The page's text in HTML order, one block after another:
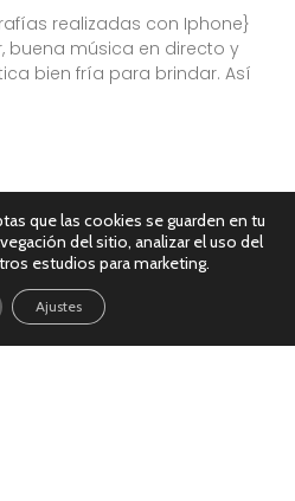
realizadas con Iphone}
buena música en directo y
bien fría para brindar. Así
que las cookies se guarden en tu
del sitio, analizar el uso del
estudios para marketing.
Ajustes